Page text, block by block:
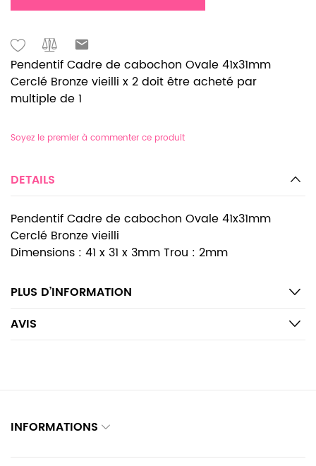
Pendentif Cadre de cabochon Ovale 41x31mm
Cerclé Bronze vieilli x 2 doit être acheté par
multiple de 1
Soyez le premier à commenter ce produit
DETAILS
Pendentif Cadre de cabochon Ovale 41x31mm
Cerclé Bronze vieilli
Dimensions : 41 x 31 x 3mm Trou : 2mm
PLUS D’INFORMATION
AVIS
INFORMATIONS